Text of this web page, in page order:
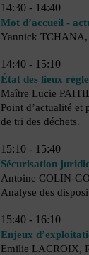
14:30 - 14:40
Mot d’accueil -
Yannick TCHANA,
14:40 - 15:10
État des lieux
Maître Lucie
Point d’actualité et
de tri des déchets.
15:10 - 15:40
Sécurisation
Antoine COLIN-
15:40 - 16:10
Enjeux
Emilie LACROIX,